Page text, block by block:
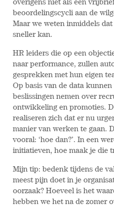
overigens niet als een
beoordelingscycli aan de
Maar we weten inmiddels
sneller kan.
HR leiders die op een
naar performance, zullen
gesprekken met hun eigen
Op basis van de data
beslissingen nemen over
ontwikkeling en promoties.
realiseren zich dat er nu
manier van werken te gaan.
vooral: ‘hoe dan?’. In een
initiatieven, hoe maak je die
Mijn tip: bedenk tijdens de
meest pijn doet in je
oorzaak? Hoeveel is het
hebben we het na de zomer